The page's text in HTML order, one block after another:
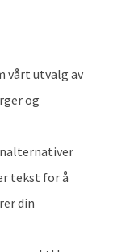
vårt utvalg av
og
tekst for å
din